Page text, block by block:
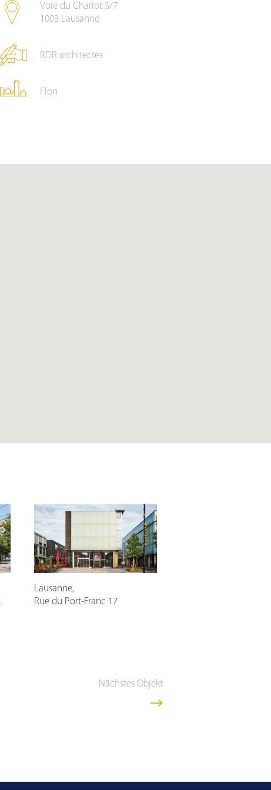
Voie du Chariot 5/7
1003 Lausanne
RDR architectes
Flon
Lausanne,
Rue du Port-Franc 17
Nächstes Objekt